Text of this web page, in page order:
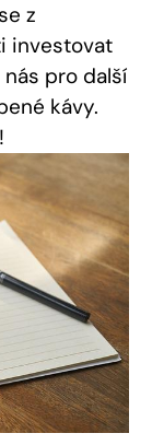
z‌
investovat⁢
pro další
kávy.